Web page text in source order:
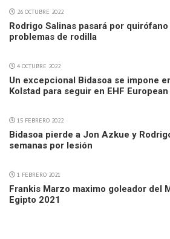
26 OCTUBRE 2022
Rodrigo Salinas pasará por
problemas de rodilla
4 OCTUBRE 2022
Un excepcional Bidasoa se impone
Kolstad para seguir en EHF
15 FEBRERO 2022
Bidasoa pierde a Jon Azkue y
semanas por lesión
1 FEBRERO 2021
Frankis Marzo maximo goleador del
Egipto 2021